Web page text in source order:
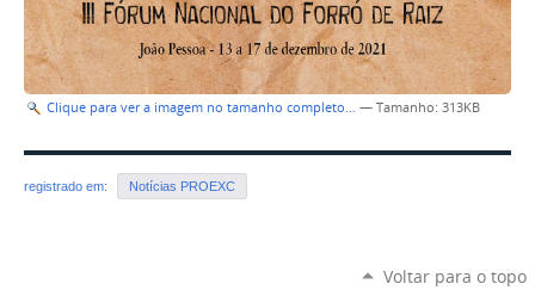
Clique para ver a imagem no tamanho completo… — Tamanho: 313KB
registrado em: Notícias PROEXC
Voltar para o topo